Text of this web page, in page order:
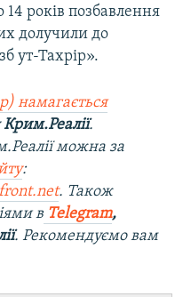
років позбавлення
долучили до
ут-Тахрір».
намагається
Крим.Реалії.
можна за
:
. Також
в Telegram,
. Рекомендуємо вам